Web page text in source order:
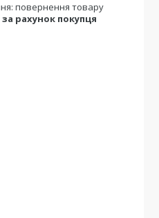
повернення товару
за рахунок покупця